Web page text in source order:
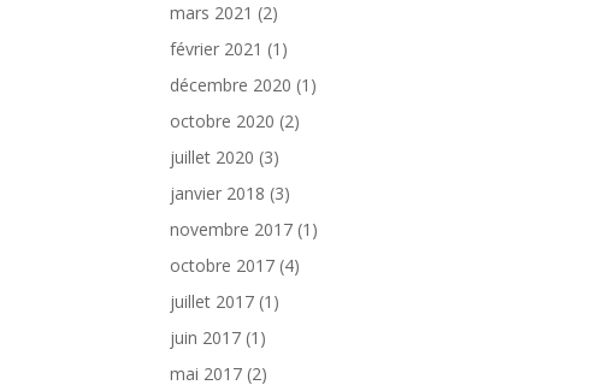
mars 2021 (2)
février 2021 (1)
décembre 2020 (1)
octobre 2020 (2)
juillet 2020 (3)
janvier 2018 (3)
novembre 2017 (1)
octobre 2017 (4)
juillet 2017 (1)
juin 2017 (1)
mai 2017 (2)